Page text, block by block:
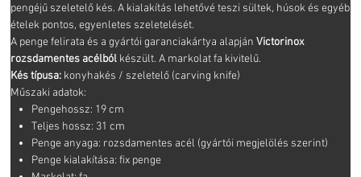
pengéjű szeletelő kés. A kialakítás lehetővé teszi sültek, húsok és egyéb
ételek pontos, egyenletes szeletelését.
A penge felirata és a gyártói garanciakártya alapjánVictorinox
rozsdamentes acélból készült. A markolat fa kivitelű.
Kés típusa: konyhakés / szeletelő (carving knife)
Műszaki adatok:
Pengehossz: 19 cm
Teljes hossz: 31 cm
Penge anyaga: rozsdamentes acél (gyártói megjelölés szerint)
Penge kialakítása: fix penge